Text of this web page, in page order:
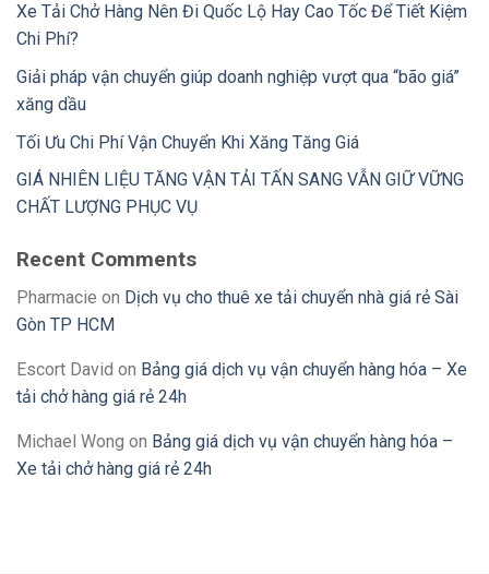
Xe Tải Chở Hàng Nên Đi Quốc Lộ Hay Cao Tốc Để Tiết Kiệm
Chi Phí?
Giải pháp vận chuyển giúp doanh nghiệp vượt qua “bão giá”
xăng dầu
Tối Ưu Chi Phí Vận Chuyển Khi Xăng Tăng Giá
GIÁ NHIÊN LIỆU TĂNG VẬN TẢI TẤN SANG VẪN GIỮ VỮNG
CHẤT LƯỢNG PHỤC VỤ
Recent Comments
Pharmacie on Dịch vụ cho thuê xe tải chuyển nhà giá rẻ Sài
Gòn TP HCM
Escort David on Bảng giá dịch vụ vận chuyển hàng hóa – Xe
tải chở hàng giá rẻ 24h
Michael Wong on Bảng giá dịch vụ vận chuyển hàng hóa –
Xe tải chở hàng giá rẻ 24h